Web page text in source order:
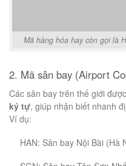
Mã hàng hóa hay còn gọi là
2. Mã sân bay (Airport
Các sân bay trên thế giới
ký tự, giúp nhận biết nhanh
Ví dụ:
HAN: Sân bay Nội Bài (Hà